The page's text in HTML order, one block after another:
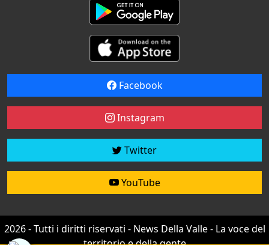
Facebook
Instagram
Twitter
YouTube
2026 - Tutti i diritti riservati - News Della Valle - La voce del